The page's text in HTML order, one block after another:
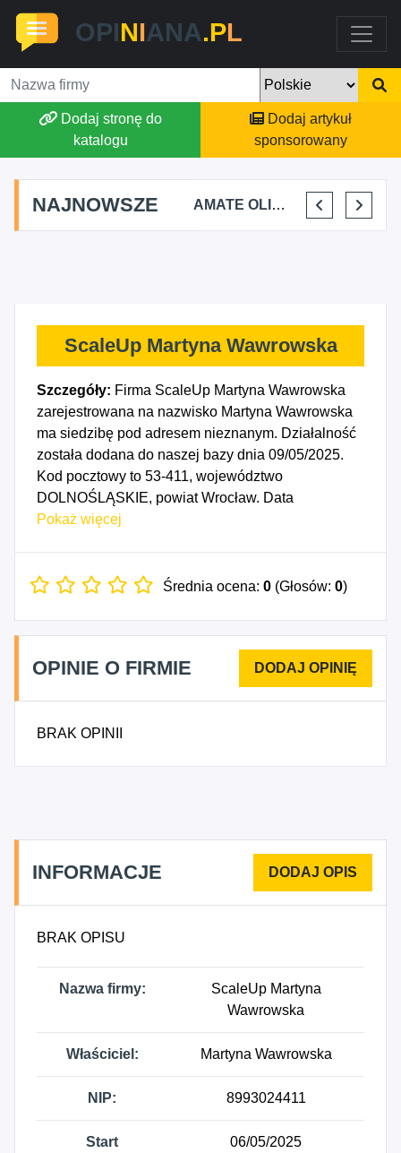
OPINIANA.PL
Dodaj stronę do
katalogu
Dodaj artykuł
sponsorowany
NAJNOWSZE
ALEKSANDRA BAKA AMATE OLIWIA KIRKIEWICZ KAJU BUS JUSTYNA JASTRZĘBSKA
ScaleUp Martyna Wawrowska
Szczegóły: Firma ScaleUp Martyna Wawrowska
zarejestrowana na nazwisko Martyna Wawrowska
ma siedzibę pod adresem nieznanym. Działalność
została dodana do naszej bazy dnia 09/05/2025.
Kod pocztowy to 53-411, województwo
DOLNOŚLĄSKIE, powiat Wrocław. Data
rozpoczęcia działalności gospodarczej przypada
Pokaż więcej
Średnia ocena: 0 (Głosów: 0)
OPINIE O FIRMIE
BRAK OPINII
INFORMACJE
BRAK OPISU
Nazwa firmy:
ScaleUp Martyna
Wawrowska
Właściciel: Martyna Wawrowska
NIP: 8993024411
Start
06/05/2025